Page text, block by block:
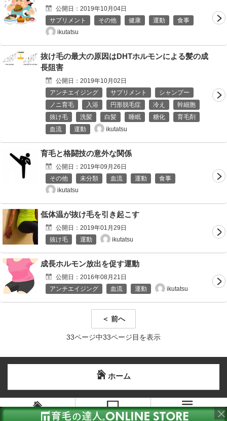
公開日： 2019年10月04日
サプリメント
その他 健康 運動
食事
ikutatsu
抜け毛の最大の原因はDHTホルモンによる髪の成
長阻害
公開日： 2019年10月02日
アンチエイジング
サプリメント
シャンプー
ノニ育毛
入浴 円形脱毛症 冷え
幹細胞
抜け毛
洗髪 白髪 睡眠 糖化
育毛剤
血流
運動 ikutatsu
育毛と格闘技の意外な関係
公開日： 2019年09月26日
その他
未分類 血流 運動
食事
ikutatsu
低体温が抜け毛を引き起こす
公開日： 2019年01月29日
抜け毛
運動 ikutatsu
成長ホルモン放出を促す運動
公開日： 2016年08月21日
アンチエイジング
血流 運動 ikutatsu
＜ 前へ
33ページ中33ページ目を表示
ホーム
ホーム PC版を見る メニュー